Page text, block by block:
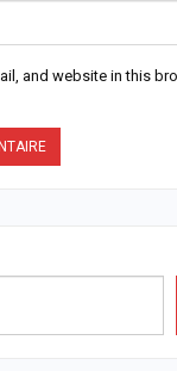
and website in this